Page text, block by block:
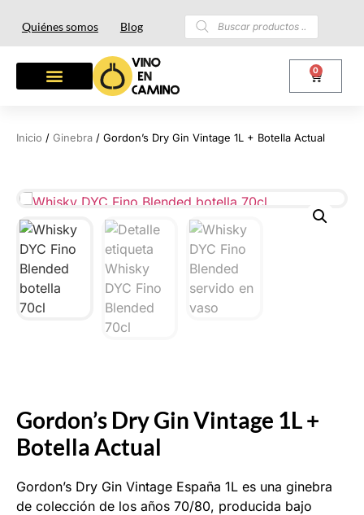
Quiénes somos Blog
0
Inicio / Ginebra / Gordon’s Dry Gin Vintage 1L + Botella Actual
Gordon’s Dry Gin Vintage 1L +
Botella Actual
Gordon’s Dry Gin Vintage España 1L es una ginebra
de colección de los años 70/80, producida bajo